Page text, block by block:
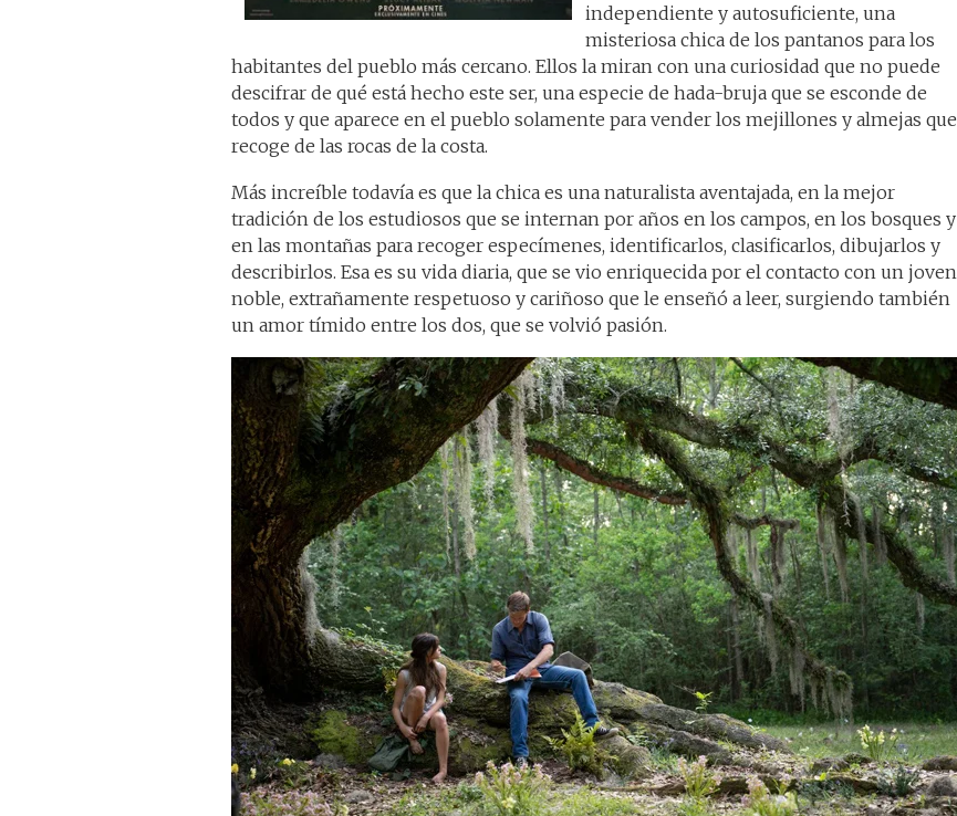
independiente y autosuficiente, una
misteriosa chica de los pantanos para los
habitantes del pueblo más cercano. Ellos la miran con una curiosidad que no puede
descifrar de qué está hecho este ser, una especie de hada-bruja que se esconde de
todos y que aparece en el pueblo solamente para vender los mejillones y almejas que
recoge de las rocas de la costa.
Más increíble todavía es que la chica es una naturalista aventajada, en la mejor
tradición de los estudiosos que se internan por años en los campos, en los bosques y
en las montañas para recoger especímenes, identificarlos, clasificarlos, dibujarlos y
describirlos. Esa es su vida diaria, que se vio enriquecida por el contacto con un joven
noble, extrañamente respetuoso y cariñoso que le enseñó a leer, surgiendo también
un amor tímido entre los dos, que se volvió pasión.